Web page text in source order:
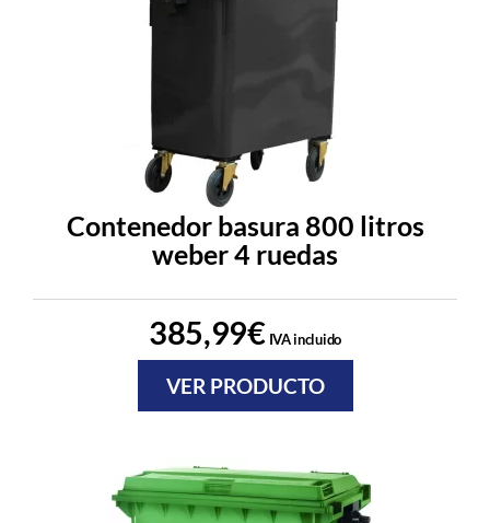
Contenedor basura 800 litros
weber 4 ruedas
385,99€IVA incluido
VER PRODUCTO